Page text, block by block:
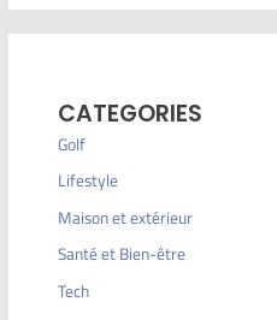
CATEGORIES
Golf
Lifestyle
Maison et extérieur
Santé et Bien-être
Tech